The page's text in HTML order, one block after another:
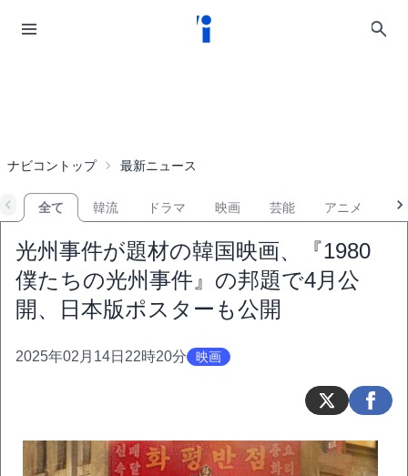
ナビコントップ 最新ニュース
全て 韓流 ドラマ 映画 芸能 アニメ
光州事件が題材の韓国映画、『1980
僕たちの光州事件』の邦題で4月公
開、日本版ポスターも公開
2025年02月14日22時20分 映画